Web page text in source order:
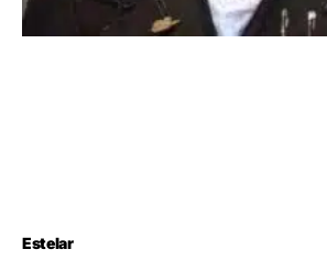
Estelar